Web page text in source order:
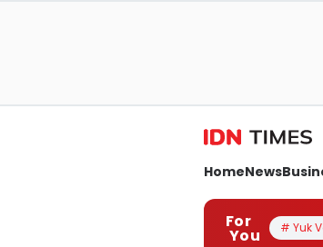
HomeNews
For
You # Yuk